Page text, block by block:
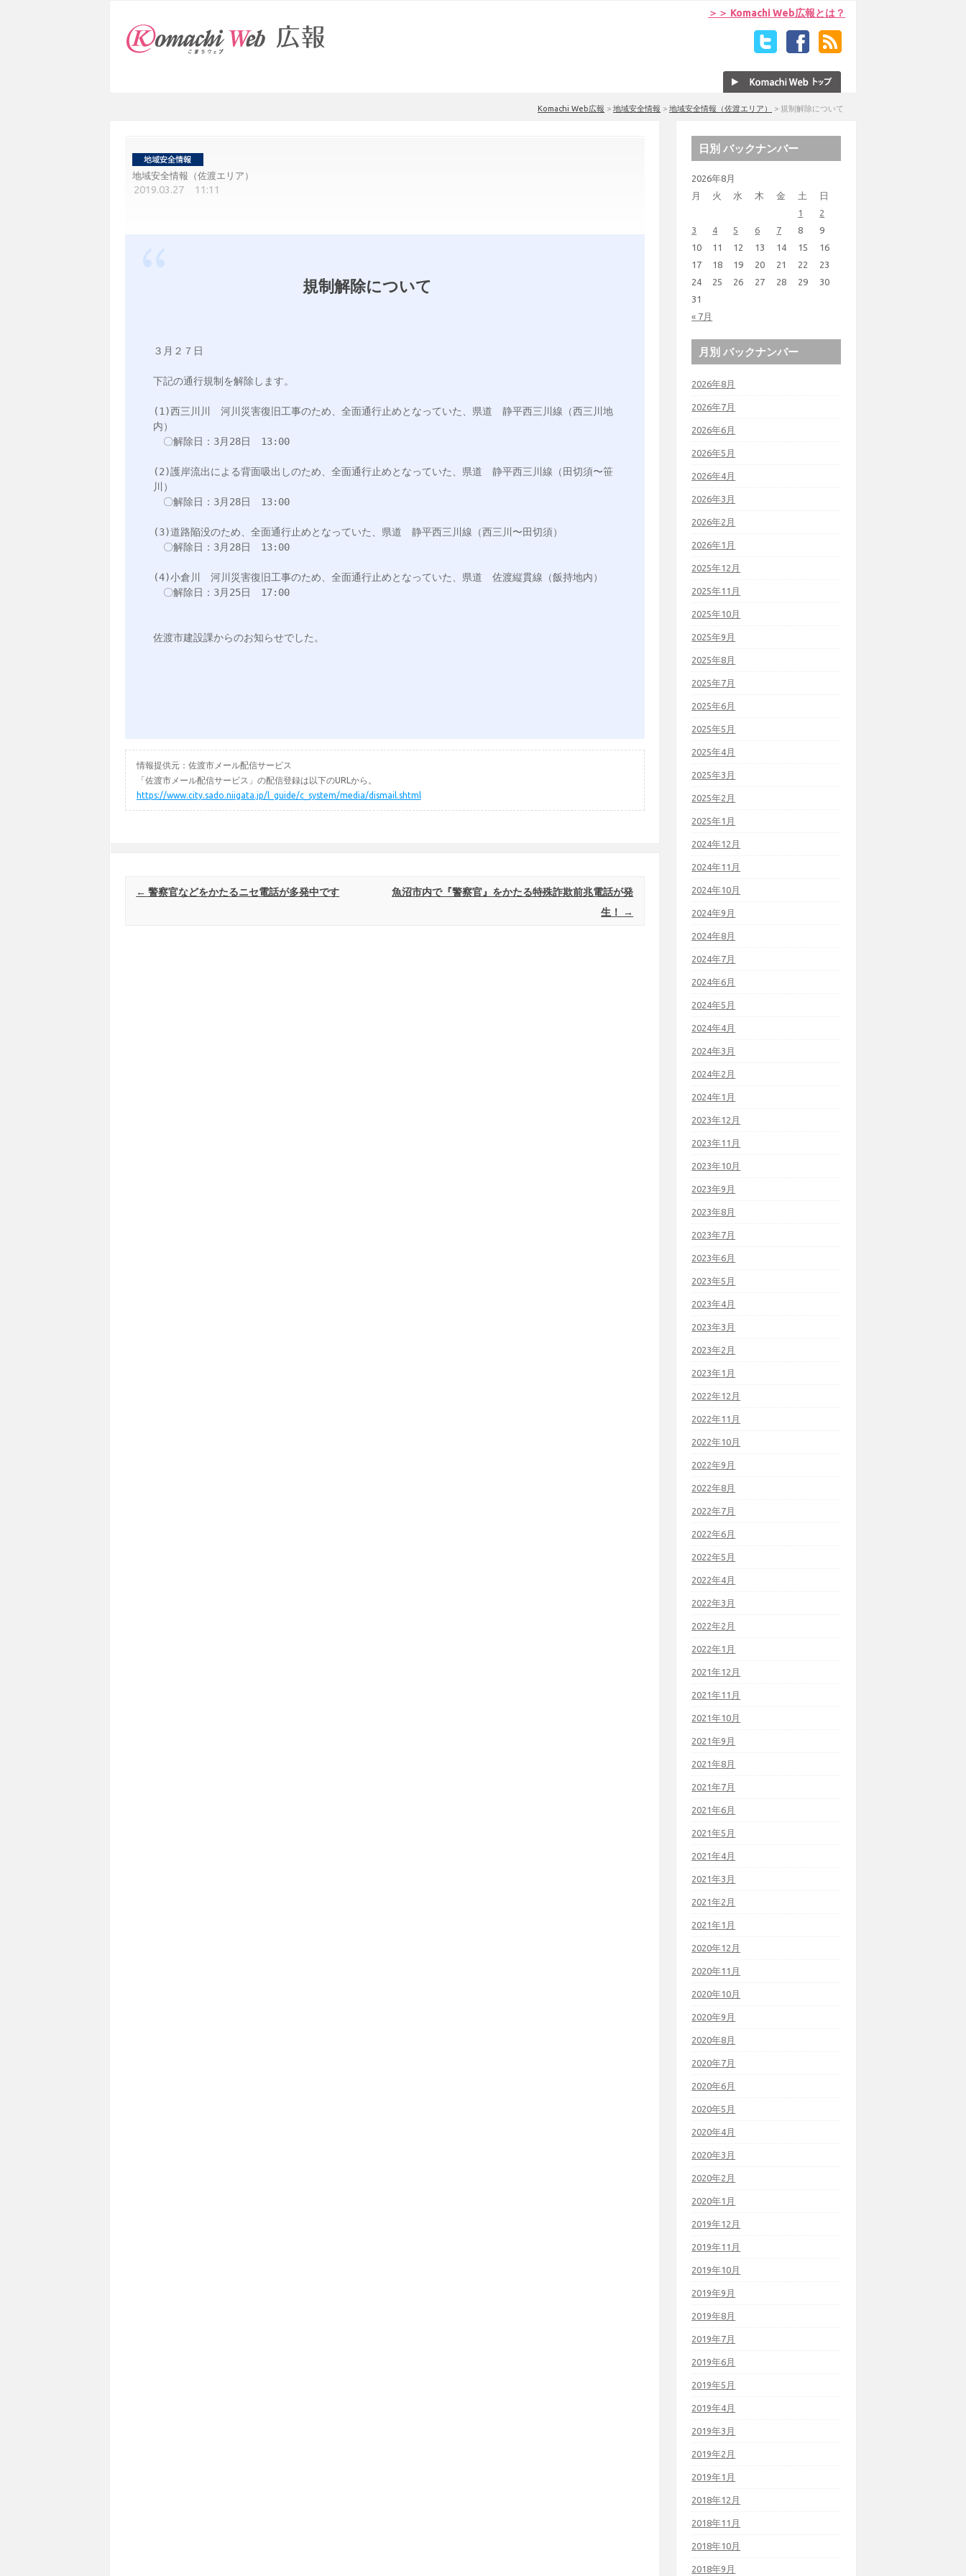
＞＞ Komachi Web広報とは？
Komachi Web広報 > 地域安全情報 > 地域安全情報（佐渡エリア） > 規制解除について
地域安全情報（佐渡エリア）
2019.03.27 11:11
規制解除について
３月２７日
下記の通行規制を解除します。
(1)西三川川　河川災害復旧工事のため、全面通行止めとなっていた、県道　静平西三川線（西三川地
内）
〇解除日：3月28日　13:00
(2)護岸流出による背面吸出しのため、全面通行止めとなっていた、県道　静平西三川線（田切須〜笹
川）
〇解除日：3月28日　13:00
(3)道路陥没のため、全面通行止めとなっていた、県道　静平西三川線（西三川〜田切須）
〇解除日：3月28日　13:00
(4)小倉川　河川災害復旧工事のため、全面通行止めとなっていた、県道　佐渡縦貫線（飯持地内）
〇解除日：3月25日　17:00
佐渡市建設課からのお知らせでした。
情報提供元：佐渡市メール配信サービス
「佐渡市メール配信サービス」の配信登録は以下のURLから。
https://www.city.sado.niigata.jp/l_guide/c_system/media/dismail.shtml
Post navigation
← 警察官などをかたるニセ電話が多発中です
魚沼市内で『警察官』をかたる特殊詐欺前兆電話が発
生！
→
日別 バックナンバー
2026年8月
月
火 水 木 金 土 日
« 7月
1
2
3
4 5 6 7 8
9
10
11 12 13 14 15
16
17
18 19 20 21 22
23
24
25 26 27 28 29
30
31
月別 バックナンバー
2026年8月
2026年7月
2026年6月
2026年5月
2026年4月
2026年3月
2026年2月
2026年1月
2025年12月
2025年11月
2025年10月
2025年9月
2025年8月
2025年7月
2025年6月
2025年5月
2025年4月
2025年3月
2025年2月
2025年1月
2024年12月
2024年11月
2024年10月
2024年9月
2024年8月
2024年7月
2024年6月
2024年5月
2024年4月
2024年3月
2024年2月
2024年1月
2023年12月
2023年11月
2023年10月
2023年9月
2023年8月
2023年7月
2023年6月
2023年5月
2023年4月
2023年3月
2023年2月
2023年1月
2022年12月
2022年11月
2022年10月
2022年9月
2022年8月
2022年7月
2022年6月
2022年5月
2022年4月
2022年3月
2022年2月
2022年1月
2021年12月
2021年11月
2021年10月
2021年9月
2021年8月
2021年7月
2021年6月
2021年5月
2021年4月
2021年3月
2021年2月
2021年1月
2020年12月
2020年11月
2020年10月
2020年9月
2020年8月
2020年7月
2020年6月
2020年5月
2020年4月
2020年3月
2020年2月
2020年1月
2019年12月
2019年11月
2019年10月
2019年9月
2019年8月
2019年7月
2019年6月
2019年5月
2019年4月
2019年3月
2019年2月
2019年1月
2018年12月
2018年11月
2018年10月
2018年9月